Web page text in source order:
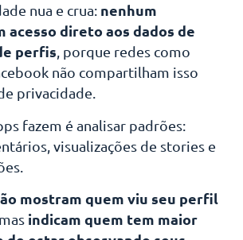
nua e crua: nenhum
acesso direto aos dados de
perfis, porque redes como
não compartilham isso
privacidade.
fazem é analisar padrões:
visualizações de stories e
mostram quem viu seu perfil
, mas indicam quem tem maior